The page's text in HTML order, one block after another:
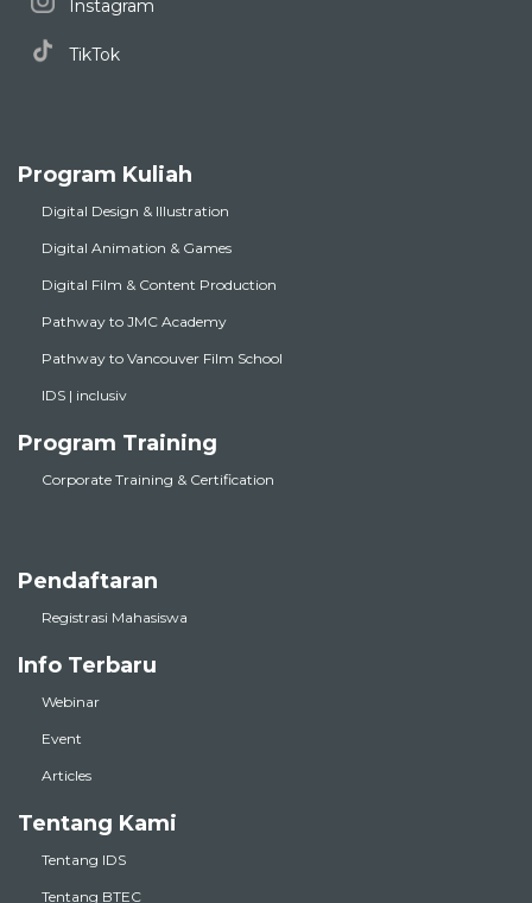
Instagram
TikTok
Program Kuliah
Digital Design & Illustration
Digital Animation & Games
Digital Film & Content Production
Pathway to JMC Academy
Pathway to Vancouver Film School
IDS | inclusiv
Program Training
Corporate Training & Certification
Pendaftaran
Registrasi Mahasiswa
Info Terbaru
Webinar
Event
Articles
Tentang Kami
Tentang IDS
Tentang BTEC